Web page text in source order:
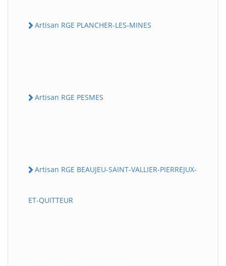
Artisan RGE PLANCHER-LES-MINES
Artisan RGE PESMES
Artisan RGE BEAUJEU-SAINT-VALLIER-PIERREJUX-
ET-QUITTEUR